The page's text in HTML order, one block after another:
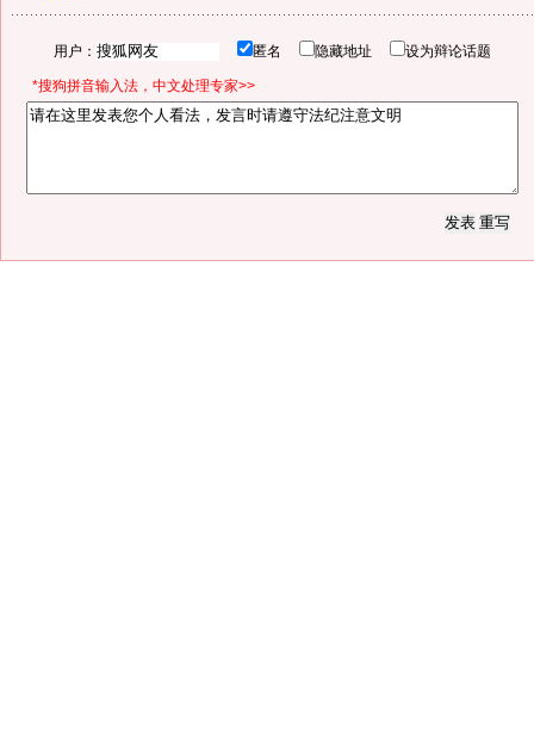
用户： 匿名 隐藏地址 设为辩论话题
*搜狗拼音输入法，中文处理专家>>